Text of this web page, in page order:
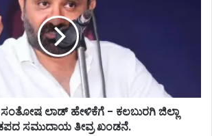
ಲಾಡ್ ಹೇಳಿಕೆಗೆ - ಕಲಬುರಗಿ ಜಿಲ್ಲಾ
ಸಮುದಾಯ ತೀವ್ರ ಖಂಡನೆ.